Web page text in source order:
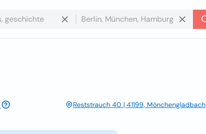
Reststrauch 40 | 41199, Mönchengladbach